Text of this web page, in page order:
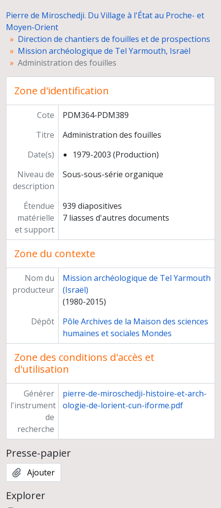
Photographies de l'équipe
Mission archéologique franco-palestinienne de Tell Sakan, Bande de Gaza
Préparation d'ouvrages et d'articles
Conférences
Documentation
Enseignement à l'université Paris 1
Carrière
Pierre de Miroschedji. Du Village à l'État au Proche- et
Moyen-Orient
Direction de chantiers de fouilles et de prospections
Mission archéologique de Tel Yarmouth, Israël
Administration des fouilles
Zone d'identification
Cote
PDM364-PDM389
Titre
Administration des fouilles
Date(s)
1979-2003 (Production)
Niveau de
description
Sous-sous-série organique
Étendue
matérielle
et support
939 diapositives
7 liasses d'autres documents
Zone du contexte
Nom du
producteur
Mission archéologique de Tel Yarmouth
(Israël)
(1980-2015)
Dépôt
Pôle Archives de la Maison des sciences
humaines et sociales Mondes
Zone des conditions d'accès et
d'utilisation
Générer
l'instrument
de
recherche
pierre-de-miroschedji-histoire-et-arch-
ologie-de-lorient-cun-iforme.pdf
Presse-papier
Ajouter
Explorer